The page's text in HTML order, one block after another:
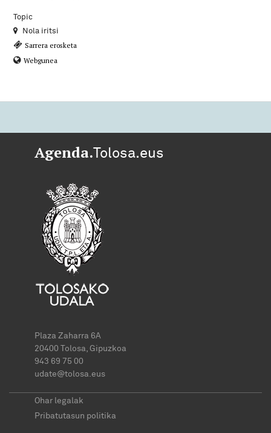
Topic
Nola iritsi
Sarrera erosketa
Webgunea
Agenda.Tolosa.eus
Plaza Zaharra 6A
20400 Tolosa, Gipuzkoa
943 69 75 00
udate@tolosa.eus
Ohar legalak
Pribatutasun politika